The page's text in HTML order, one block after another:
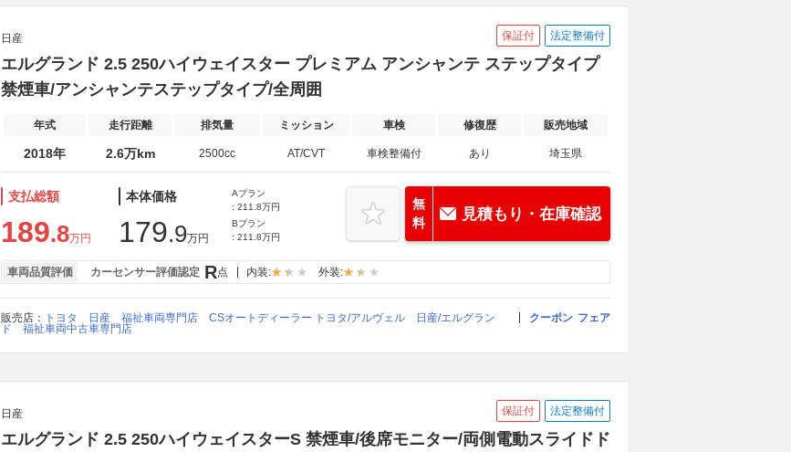
日産 保証付 法定整備付
エルグランド 2.5 250ハイウェイスター プレミアム アンシャンテ ステップタイプ
禁煙車/アンシャンテステップタイプ/全周囲
年式 走行距離 排気量 ミッション 車検 修復歴 販売地域
2018年 2.6万km 2500cc AT/CVT 車検整備付 あり 埼玉県
支払総額
189.8万円
本体価格
179.9万円
Aプラン
: 211.8万円
Bプラン
: 211.8万円
無
料
見積もり・在庫確認
車両品質評価 カーセンサー評価認定 R点 内装: 外装:
販売店：
トヨタ 日産 福祉車両専門店 CSオートディーラー トヨタ/アルヴェル 日産/エルグラン
ド 福祉車両中古車専門店
クーポン フェア
日産 保証付 法定整備付
エルグランド 2.5 250ハイウェイスターS 禁煙車/後席モニター/両側電動スライドド